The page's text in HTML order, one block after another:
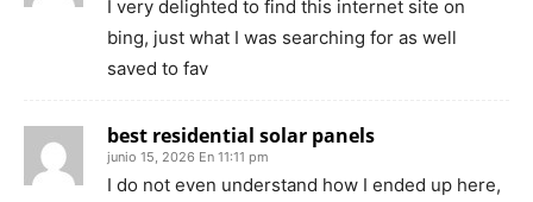
I very delighted to find this internet site on
bing, just what I was searching for as well
saved to fav
best residential solar panels
junio 15, 2026 En 11:11 pm
I do not even understand how I ended up here,